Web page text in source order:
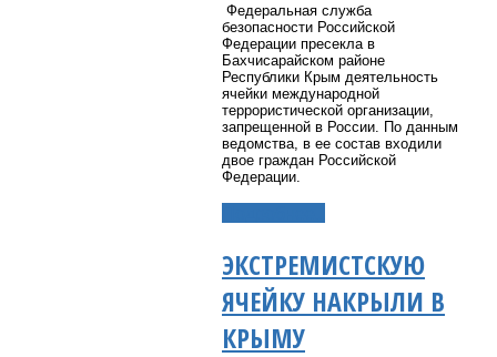
Федеральная служба
безопасности Российской
Федерации пресекла в
Бахчисарайском районе
Республики Крым деятельность
ячейки международной
террористической организации,
запрещенной в России. По данным
ведомства, в ее состав входили
двое граждан Российской
Федерации.
ЭКСТРЕМИСТСКУЮ
ЯЧЕЙКУ НАКРЫЛИ В
КРЫМУ